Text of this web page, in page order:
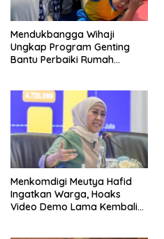
Mendukbangga Wihaji
Ungkap Program Genting
Bantu Perbaiki Rumah
Menkomdigi Meutya Hafid
Ingatkan Warga, Hoaks
Video Demo Lama Kembali